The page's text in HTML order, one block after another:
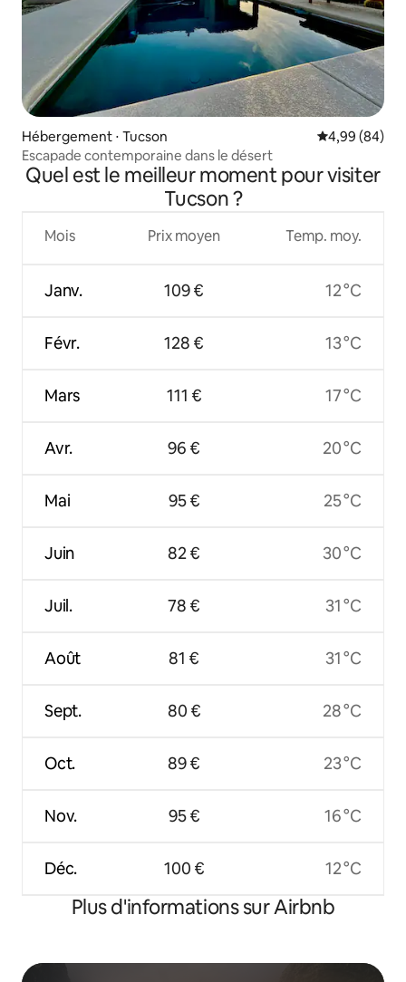
Hébergement ⋅ Tucson Évaluation
4,99 (84)
Escapade contemporaine dans le désert
Quel est le meilleur moment pour visiter
Tucson ?
Mois
Janv.
Févr.
Mars
Avr.
Mai
Juin
Juil.
Août
Sept.
Oct.
Nov.
Déc.
Prix moyen
109 €
128 €
111 €
96 €
95 €
82 €
78 €
81 €
80 €
89 €
95 €
100 €
Temp. moy.
12 °C
13 °C
17 °C
20 °C
25 °C
30 °C
31 °C
31 °C
28 °C
23 °C
16 °C
12 °C
Plus d'informations sur Airbnb